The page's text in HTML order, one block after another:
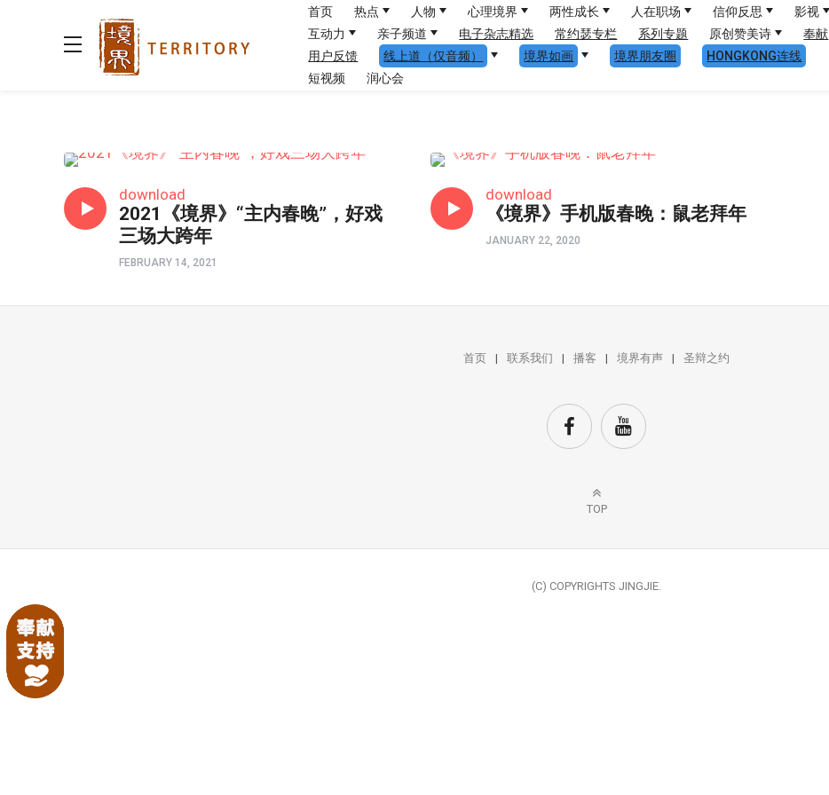
首页 热点 人物 心理境界 两性成长 人在职场 信仰反思
影视
互动力
亲子频道 电子杂志精选 常约瑟专栏 系列专题 原创赞美诗
奉献
用户反馈
线上道（仅音频） 境界如画 境界朋友圈
HONGKONG连线
短视频
润心会
download
2021《境界》“主内春晚”，好戏
三场大跨年
FEBRUARY 14, 2021
download
《境界》手机版春晚：鼠老拜年
JANUARY 22, 2020
首页 联系我们 播客 境界有声 圣辩之约
TOP
(C) COPYRIGHTS JINGJIE.